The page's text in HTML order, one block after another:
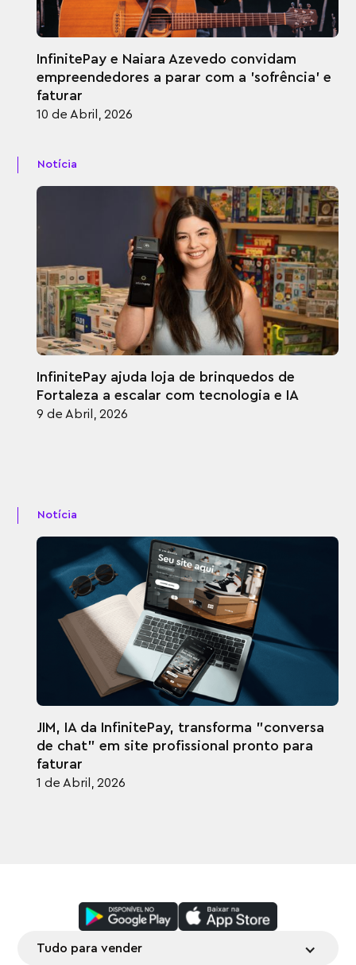
InfinitePay e Naiara Azevedo convidam
empreendedores a parar com a 'sofrência' e
faturar
10 de Abril, 2026
Notícia
InfinitePay ajuda loja de brinquedos de
Fortaleza a escalar com tecnologia e IA
9 de Abril, 2026
Notícia
JIM, IA da InfinitePay, transforma "conversa
de chat" em site profissional pronto para
faturar
1 de Abril, 2026
Tudo para vender